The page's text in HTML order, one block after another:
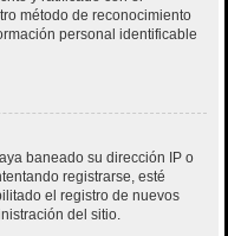
método de reconocimiento
personal identificable
baneado su dirección IP o
registrarse, esté
el registro de nuevos
del sitio.